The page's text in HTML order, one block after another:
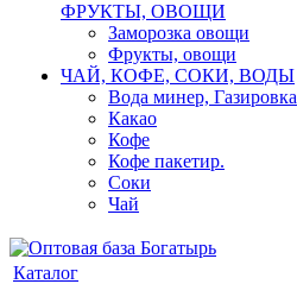
ФРУКТЫ, ОВОЩИ
Заморозка овощи
Фрукты, овощи
ЧАЙ, КОФЕ, СОКИ, ВОДЫ
Вода минер, Газировка
Какао
Кофе
Кофе пакетир.
Соки
Чай
Каталог